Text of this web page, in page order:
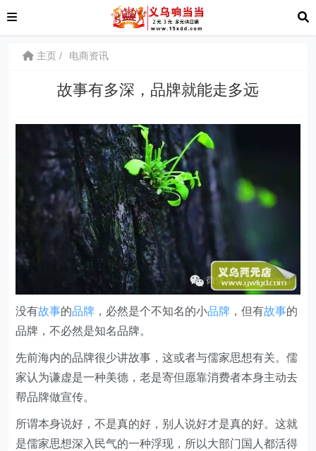
主页 电商资讯
故事有多深，品牌就能走多远
没有故事的品牌 ，必然是个不知名的小品牌 ，但有故事的
品牌，不必然是知名品牌。
先前海内的品牌很少讲故事，这或者与儒家思想有关。儒
家认为谦虚是一种美德，老是寄但愿靠消费者本身主动去
帮品牌做宣传。
所谓本身说好，不是真的好，别人说好才是真的好。这就
是儒家思想深入民气的一种浮现，所以大部门国人都活得